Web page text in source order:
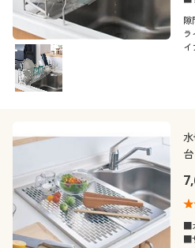
隙
イ
台
■
■